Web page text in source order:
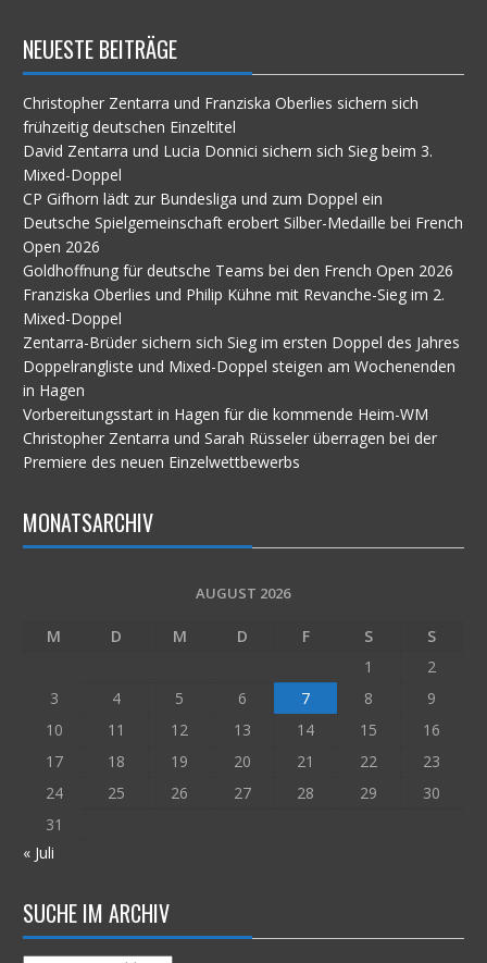
NEUESTE BEITRÄGE
Christopher Zentarra und Franziska Oberlies sichern sich
frühzeitig deutschen Einzeltitel
David Zentarra und Lucia Donnici sichern sich Sieg beim 3.
Mixed-Doppel
CP Gifhorn lädt zur Bundesliga und zum Doppel ein
Deutsche Spielgemeinschaft erobert Silber-Medaille bei French
Open 2026
Goldhoffnung für deutsche Teams bei den French Open 2026
Franziska Oberlies und Philip Kühne mit Revanche-Sieg im 2.
Mixed-Doppel
Zentarra-Brüder sichern sich Sieg im ersten Doppel des Jahres
Doppelrangliste und Mixed-Doppel steigen am Wochenenden
in Hagen
Vorbereitungsstart in Hagen für die kommende Heim-WM
Christopher Zentarra und Sarah Rüsseler überragen bei der
Premiere des neuen Einzelwettbewerbs
MONATSARCHIV
AUGUST 2026
M D M D F S
S
1
2
3
4 5 6 7 8
9
10
11 12 13 14 15
16
17
18 19 20 21 22
23
24
25 26 27 28 29
30
31
« Juli
SUCHE IM ARCHIV